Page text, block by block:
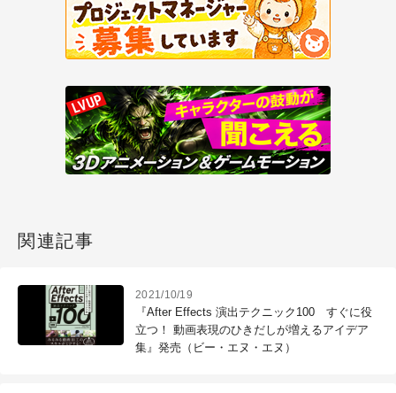
関連記事
2021/10/19
『After Effects 演出テクニック100 すぐに役
立つ！ 動画表現のひきだしが増えるアイデア
集』発売（ビー・エヌ・エヌ）